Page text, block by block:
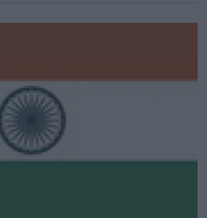
η συντήρηση των
393.120.000 ευρώ!